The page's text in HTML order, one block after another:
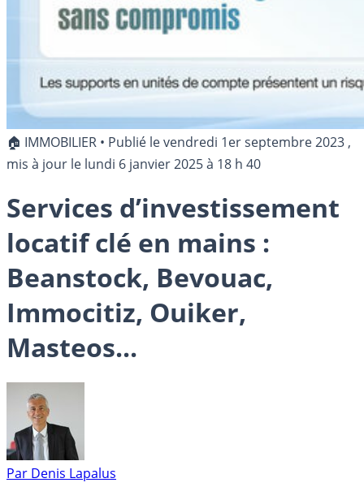
🏠 IMMOBILIER • Publié levendredi 1er septembre 2023 ,
mis à jour le lundi 6 janvier 2025 à 18 h 40
Services d’investissement
locatif clé en mains :
Beanstock, Bevouac,
Immocitiz, Ouiker,
Masteos...
Par Denis Lapalus